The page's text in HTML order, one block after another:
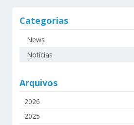
Categorias
News
Notícias
Arquivos
2026
2025